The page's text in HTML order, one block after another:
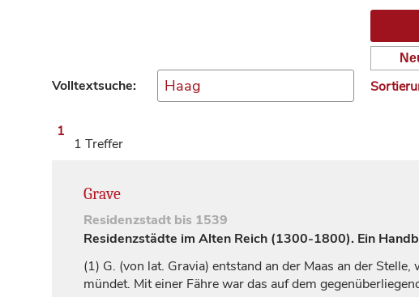
Volltextsuche:
1
1 Treffer
Grave
Residenzstadt bis 1539
Residenzstädte im Alten Reich (1300-1800). Ein
(1) G. (von lat. Gravia) entstand an der Maas an der
mündet. Mit einer Fähre war das auf dem